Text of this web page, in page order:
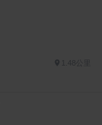
1.48公里